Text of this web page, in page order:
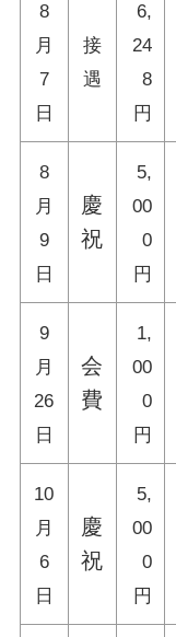
8
月
7
日
接
遇
6,
24
8
円
8
月
9
日
慶
祝
5,
00
0
円
9
月
26
日
会
費
1,
00
0
円
10
月
6
日
慶
祝
5,
00
0
円